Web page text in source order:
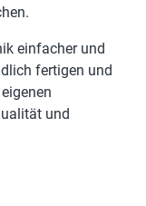
einfacher und
fertigen und
und